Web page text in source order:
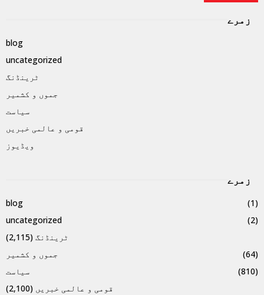
زمرے
blog
uncategorized
ٹرینڈنگ
جموں و کشمیر
سیاست
قومی و عالمی خبریں
ویڈیوز
زمرے
blog
(1)
uncategorized
(2)
ٹرینڈنگ (2,115)
جموں و کشمیر
(64)
سیاست
(810)
قومی و عالمی خبریں (2,100)